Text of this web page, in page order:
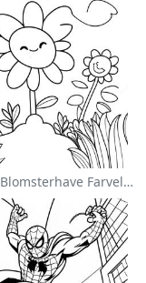
Farverig Blomsterhave Farvelægningsside